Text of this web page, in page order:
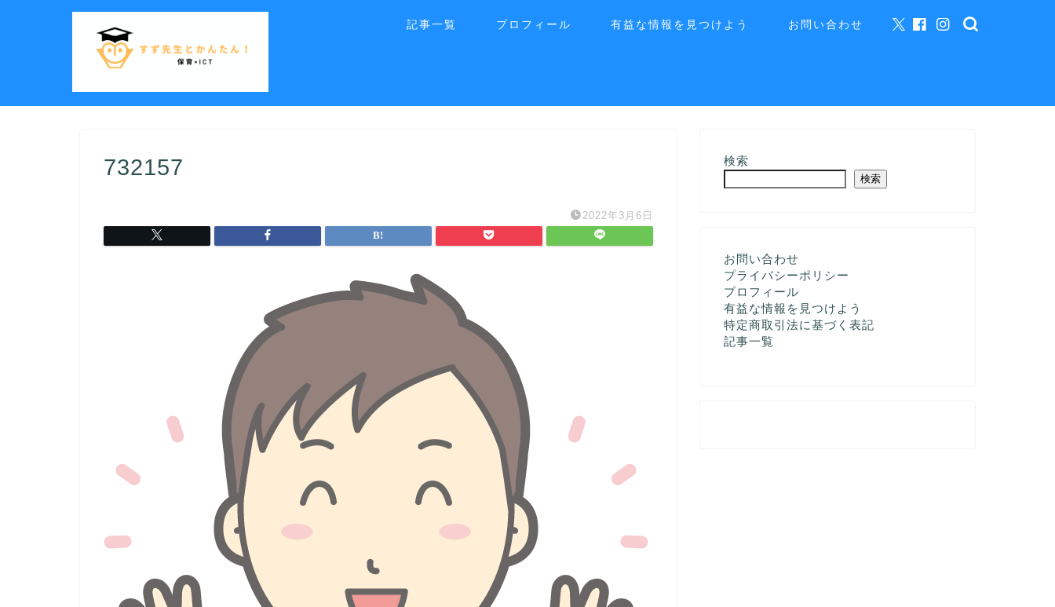
記事一覧 プロフィール 有益な情報を見つけよう お問い合わせ
732157
2022年3月6日
検索
検索
お問い合わせ
プライバシーポリシー
プロフィール
有益な情報を見つけよう
特定商取引法に基づく表記
記事一覧